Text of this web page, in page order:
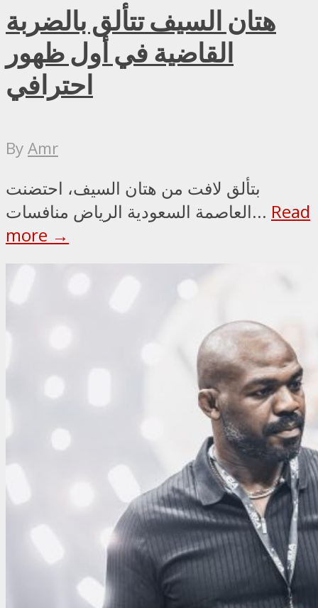
هتان السيف تتألق بالضربة
القاضية في أول ظهور
احترافي
ByAmr
بتألق لافت من هتان السيف، احتضنت
العاصمة السعودية الرياض منافسات... Read
more →